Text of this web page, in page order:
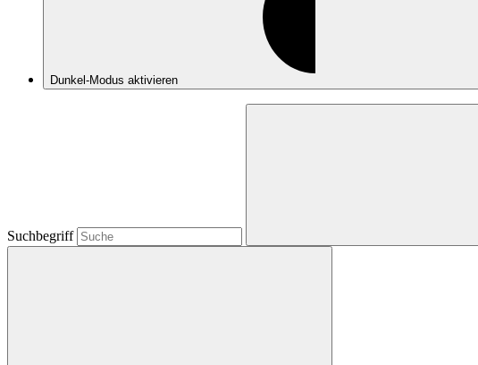
Dunkel-Modus aktivieren
Suchbegriff